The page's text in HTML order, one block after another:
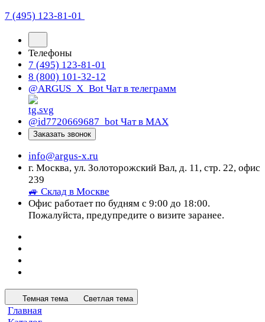
7 (495) 123-81-01
Телефоны
7 (495) 123-81-01
8 (800) 101-32-12
@ARGUS_X_Bot Чат в телеграмм
@id7720669687_bot Чат в МАХ
Заказать звонок
info@argus-x.ru
г. Москва, ул. Золоторожский Вал, д. 11, стр. 22, офис
239
🚙 Склад в Москве
Офис работает по будням с 9:00 до 18:00.
Пожалуйста, предупредите о визите заранее.
Темная тема Светлая тема
Главная